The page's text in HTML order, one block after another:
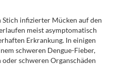
infizierter Mücken auf den
meist asymptomatisch
Erkrankung. In einigen
schweren Dengue-Fieber,
schweren Organschäden